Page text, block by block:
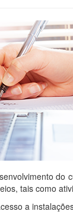
tais como
a